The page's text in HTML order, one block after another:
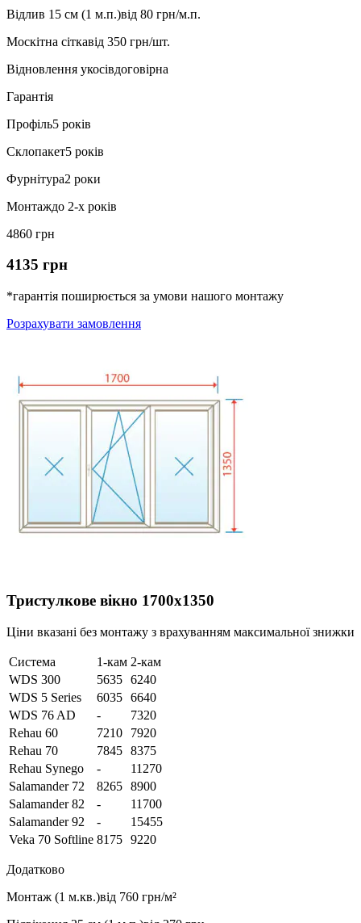
Відлив 15 см (1 м.п.)від 80 грн/м.п.
Москітна сіткавід 350 грн/шт.
Відновлення укосівдоговірна
Гарантія
Профіль5 років
Склопакет5 років
Фурнітура2 роки
Монтаждо 2-х років
4860 грн
4135 грн
*гарантія поширюється за умови нашого монтажу
Розрахувати замовлення
Тристулкове вікно 1700х1350
Ціни вказані без монтажу з врахуванням максимальної знижки
Система 1-кам 2-кам
WDS 300
5635 6240
WDS 5 Series
6035 6640
WDS 76 AD
-
7320
Rehau 60
7210
7920
Rehau 70
7845 8375
Rehau Synego
-
11270
Salamander 72
8265 8900
Salamander 82
-
11700
Salamander 92
-
15455
Veka 70 Softline 8175 9220
Додатково
Монтаж (1 м.кв.)від 760 грн/м²